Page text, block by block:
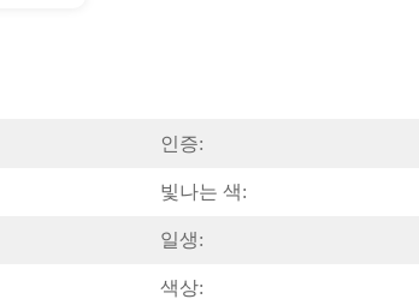
인증:
빛나는 색:
일생:
색상: